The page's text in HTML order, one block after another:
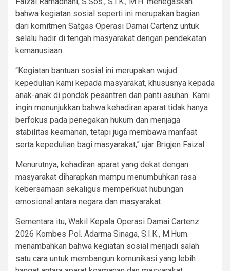
bahwa kegiatan sosial seperti ini merupakan bagian
dari komitmen Satgas Operasi Damai Cartenz untuk
selalu hadir di tengah masyarakat dengan pendekatan
kemanusiaan.
“Kegiatan bantuan sosial ini merupakan wujud
kepedulian kami kepada masyarakat, khususnya kepada
anak-anak di pondok pesantren dan panti asuhan. Kami
ingin menunjukkan bahwa kehadiran aparat tidak hanya
berfokus pada penegakan hukum dan menjaga
stabilitas keamanan, tetapi juga membawa manfaat
serta kepedulian bagi masyarakat,” ujar Brigjen Faizal.
Menurutnya, kehadiran aparat yang dekat dengan
masyarakat diharapkan mampu menumbuhkan rasa
kebersamaan sekaligus memperkuat hubungan
emosional antara negara dan masyarakat.
Sementara itu, Wakil Kepala Operasi Damai Cartenz
2026 Kombes Pol. Adarma Sinaga, S.I.K., M.Hum.
menambahkan bahwa kegiatan sosial menjadi salah
satu cara untuk membangun komunikasi yang lebih